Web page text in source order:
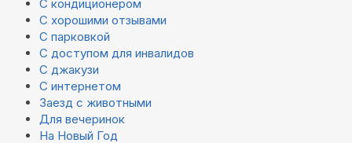
С кондиционером
С хорошими отзывами
С парковкой
С доступом для инвалидов
С джакузи
С интернетом
Заезд с животными
Для вечеринок
На Новый Год